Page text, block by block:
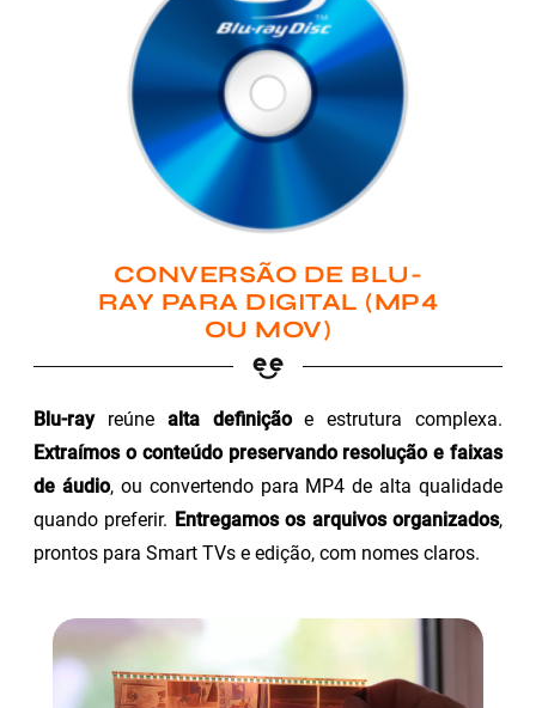
CONVERSÃO DE BLU-
RAY PARA DIGITAL (MP4
OU MOV)
Blu-rayreúne alta definiçãoe estrutura complexa.
Extraímos o conteúdo preservando resolução e faixas
de áudio, ou convertendo para MP4 de alta qualidade
quando preferir. Entregamos os arquivos organizados,
prontos para Smart TVs e edição, com nomes claros.